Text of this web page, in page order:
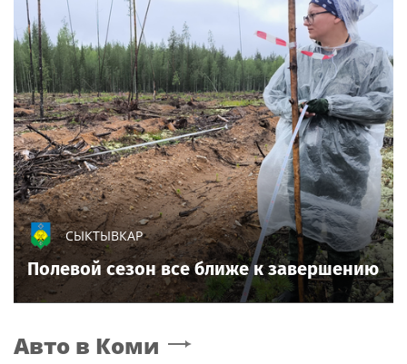
СЫКТЫВКАР
Полевой сезон все ближе к завершению
Авто в Коми